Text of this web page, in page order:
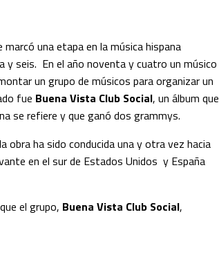
una etapa en la música hispana
y seis. En el año noventa y cuatro un músico
un grupo de músicos para organizar un
fue Buena Vista Club Social, un álbum que
se refiere y que ganó dos grammys.
obra ha sido conducida una y otra vez hacia
en el sur de Estados Unidos y España
el grupo, Buena Vista Club Social,